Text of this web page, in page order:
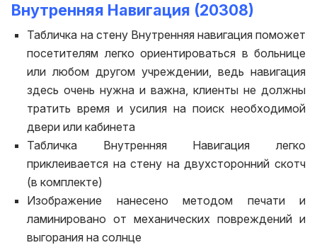
Внутренняя Навигация (20308)
Табличка на стену Внутренняя навигация поможет
посетителям легко ориентироваться в больнице
или любом другом учреждении, ведь навигация
здесь очень нужна и важна, клиенты не должны
тратить время и усилия на поиск необходимой
двери или кабинета
Табличка Внутренняя Навигация легко
приклеивается на стену на двухсторонний скотч
(в комплекте)
Изображение нанесено методом печати и
ламинировано от механических повреждений и
выгорания на солнце